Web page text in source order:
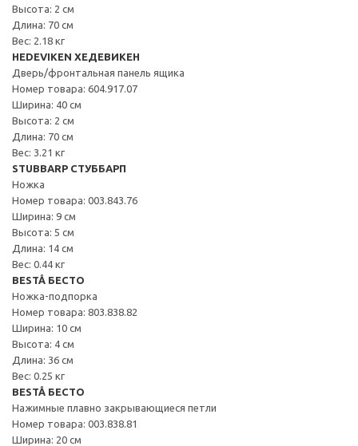
Высота: 2 см
Длина: 70 см
Вес: 2.18 кг
HEDEVIKEN ХЕДЕВИКЕН
Дверь/фронтальная панель ящика
Номер товара: 604.917.07
Ширина: 40 см
Высота: 2 см
Длина: 70 см
Вес: 3.21 кг
STUBBARP СТУББАРП
Ножка
Номер товара: 003.843.76
Ширина: 9 см
Высота: 5 см
Длина: 14 см
Вес: 0.44 кг
BESTÅ БЕСТО
Ножка-подпорка
Номер товара: 803.838.82
Ширина: 10 см
Высота: 4 см
Длина: 36 см
Вес: 0.25 кг
BESTÅ БЕСТО
Нажимные плавно закрывающиеся петли
Номер товара: 003.838.81
Ширина: 20 см